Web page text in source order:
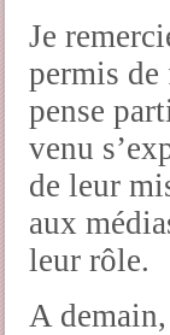
Je
permis
pense
venu
de leur
aux
leur rôle.
A